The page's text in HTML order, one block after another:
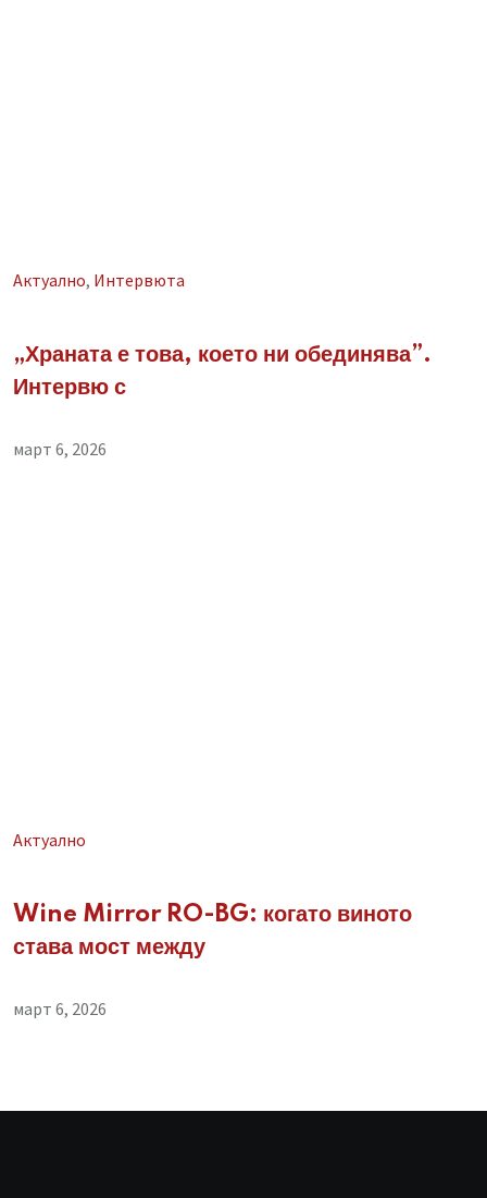
Aктуално, Интервюта
„Храната е това, което ни обединява”.
Интервю с
март 6, 2026
Aктуално
Wine Mirror RO-BG: когато виното
става мост между
март 6, 2026